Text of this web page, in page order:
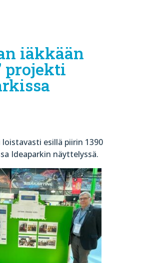
iäkkään
projekti
loistavasti esillä piirin 1390
Ideaparkin näyttelyssä.